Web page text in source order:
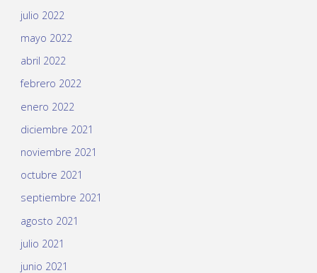
julio 2022
mayo 2022
abril 2022
febrero 2022
enero 2022
diciembre 2021
noviembre 2021
octubre 2021
septiembre 2021
agosto 2021
julio 2021
junio 2021